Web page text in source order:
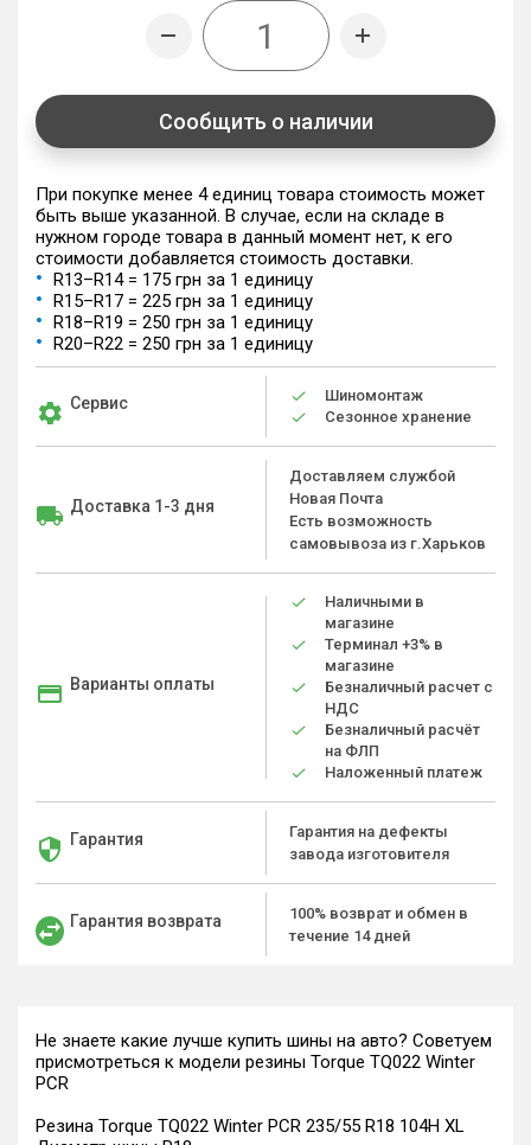
Сообщить о наличии
При покупке менее 4 единиц товара стоимость может
быть выше указанной. В случае, если на складе в
нужном городе товара в данный момент нет, к его
стоимости добавляется стоимость доставки.
R13–R14 = 175 грн за 1 единицу
R15–R17 = 225 грн за 1 единицу
R18–R19 = 250 грн за 1 единицу
R20–R22 = 250 грн за 1 единицу
Сервис
Шиномонтаж
Сезонное хранение
Доставка 1-3 дня
Доставляем службой
Новая Почта
Есть возможность
самовывоза из г.Харьков
Варианты оплаты
Наличными в
магазине
Терминал +3% в
магазине
Безналичный расчет с
НДС
Безналичный расчёт
на ФЛП
Наложенный платеж
Гарантия
Гарантия на дефекты
завода изготовителя
Гарантия возврата
100% возврат и обмен в
течение 14 дней
Не знаете какие лучше купить шины на авто? Советуем
присмотреться к модели резины Torque TQ022 Winter
PCR
Резина Torque TQ022 Winter PCR 235/55 R18 104H XL